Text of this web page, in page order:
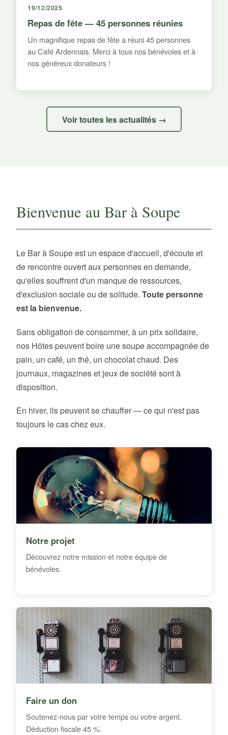
19/12/2025
Repas de fête — 45 personnes réunies
Un magnifique repas de fête a réuni 45 personnes
au Café Ardennais. Merci à tous nos bénévoles et à
nos généreux donateurs !
Voir toutes les actualités →
Bienvenue au Bar à Soupe
Le Bar à Soupe est un espace d'accueil, d'écoute et
de rencontre ouvert aux personnes en demande,
qu'elles souffrent d'un manque de ressources,
d'exclusion sociale ou de solitude. Toute personne
est la bienvenue.
Sans obligation de consommer, à un prix solidaire,
nos Hôtes peuvent boire une soupe accompagnée de
pain, un café, un thé, un chocolat chaud. Des
journaux, magazines et jeux de société sont à
disposition.
En hiver, ils peuvent se chauffer — ce qui n'est pas
toujours le cas chez eux.
Notre projet
Découvrez notre mission et notre équipe de
bénévoles.
Faire un don
Soutenez-nous par votre temps ou votre argent.
Déduction fiscale 45 %.